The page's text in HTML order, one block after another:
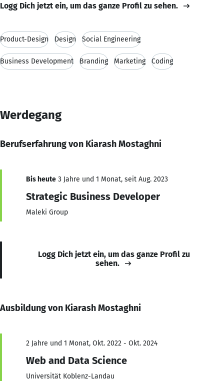
Logg Dich jetzt ein, um das ganze Profil zu sehen.
Product-Design Design Social Engineering
Business Development Branding Marketing Coding
Werdegang
Berufserfahrung von Kiarash Mostaghni
Bis heute 3 Jahre und 1 Monat, seit Aug. 2023
Strategic Business Developer
Maleki Group
Logg Dich jetzt ein, um das ganze Profil zu
sehen.
Ausbildung von Kiarash Mostaghni
2 Jahre und 1 Monat, Okt. 2022 - Okt. 2024
Web and Data Science
Universität Koblenz-Landau